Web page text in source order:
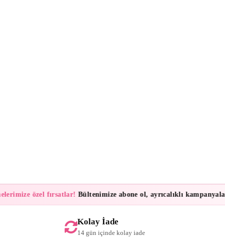
özel fırsatlar!Bültenimize abone ol, ayrıcalıklı kampanyalar
Kolay İade
14 gün içinde kolay iade